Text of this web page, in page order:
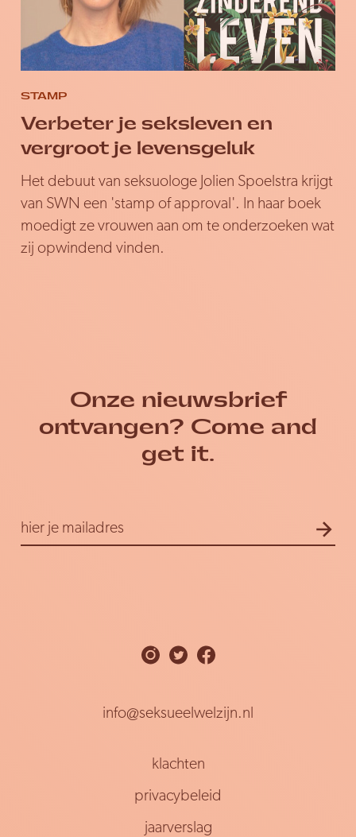
STAMP
Verbeter je seksleven en
vergroot je levensgeluk
Het debuut van seksuologe Jolien Spoelstra krijgt
van SWN een 'stamp of approval'. In haar boek
moedigt ze vrouwen aan om te onderzoeken wat
zij opwindend vinden.
Onze nieuwsbrief
ontvangen? Come and
get it.
E-
mailadres
hier je mailadres
info@seksueelwelzijn.nl
klachten
privacybeleid
jaarverslag